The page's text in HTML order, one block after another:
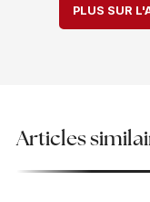
PLUS SUR
Articles